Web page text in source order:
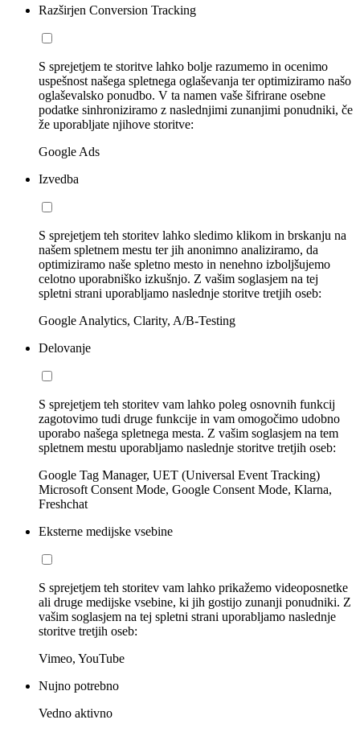
Razširjen Conversion Tracking
S sprejetjem te storitve lahko bolje razumemo in ocenimo
uspešnost našega spletnega oglaševanja ter optimiziramo našo
oglaševalsko ponudbo. V ta namen vaše šifrirane osebne
podatke sinhroniziramo z naslednjimi zunanjimi ponudniki, če
že uporabljate njihove storitve:
Google Ads
Izvedba
S sprejetjem teh storitev lahko sledimo klikom in brskanju na
našem spletnem mestu ter jih anonimno analiziramo, da
optimiziramo naše spletno mesto in nenehno izboljšujemo
celotno uporabniško izkušnjo. Z vašim soglasjem na tej
spletni strani uporabljamo naslednje storitve tretjih oseb:
Google Analytics, Clarity, A/B-Testing
Delovanje
S sprejetjem teh storitev vam lahko poleg osnovnih funkcij
zagotovimo tudi druge funkcije in vam omogočimo udobno
uporabo našega spletnega mesta. Z vašim soglasjem na tem
spletnem mestu uporabljamo naslednje storitve tretjih oseb:
Google Tag Manager, UET (Universal Event Tracking)
Microsoft Consent Mode, Google Consent Mode, Klarna,
Freshchat
Eksterne medijske vsebine
S sprejetjem teh storitev vam lahko prikažemo videoposnetke
ali druge medijske vsebine, ki jih gostijo zunanji ponudniki. Z
vašim soglasjem na tej spletni strani uporabljamo naslednje
storitve tretjih oseb:
Vimeo, YouTube
Nujno potrebno
Vedno aktivno